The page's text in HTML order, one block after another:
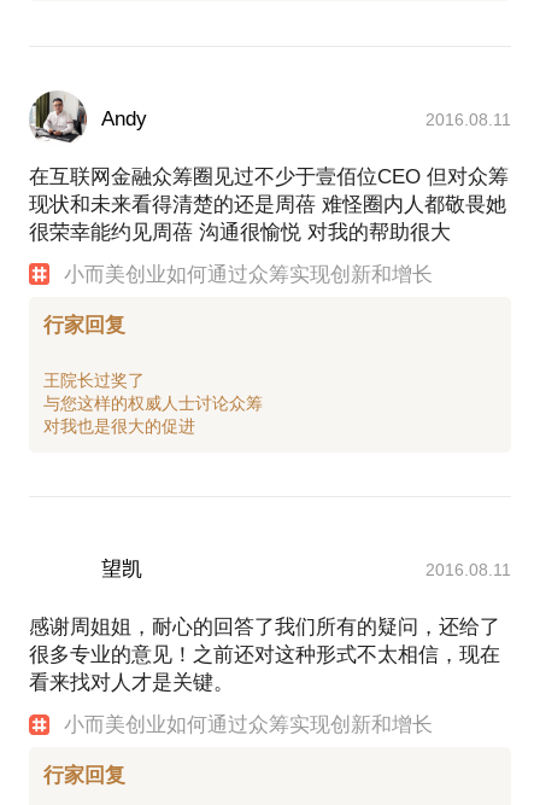
Andy 2016.08.11
在互联网金融众筹圈见过不少于壹佰位CEO 但对众筹
现状和未来看得清楚的还是周蓓 难怪圈内人都敬畏她
很荣幸能约见周蓓 沟通很愉悦 对我的帮助很大
小而美创业如何通过众筹实现创新和增长
行家回复
王院长过奖了
与您这样的权威人士讨论众筹
望凯 2016.08.11
感谢周姐姐，耐心的回答了我们所有的疑问，还给了
很多专业的意见！之前还对这种形式不太相信，现在
看来找对人才是关键。
小而美创业如何通过众筹实现创新和增长
行家回复